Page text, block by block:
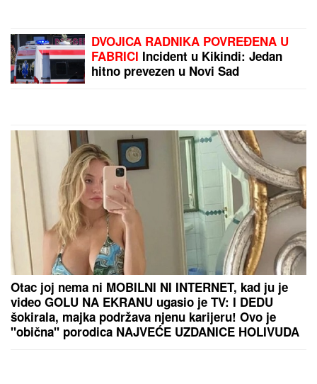
Crvena zvezda - Novi Pazar: Crveno-beli prave
uvertiru za utakmicu sezone